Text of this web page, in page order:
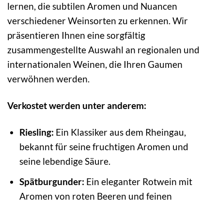
lernen, die subtilen Aromen und Nuancen
verschiedener Weinsorten zu erkennen. Wir
präsentieren Ihnen eine sorgfältig
zusammengestellte Auswahl an regionalen und
internationalen Weinen, die Ihren Gaumen
verwöhnen werden.
Verkostet werden unter anderem:
Riesling: Ein Klassiker aus dem Rheingau,
bekannt für seine fruchtigen Aromen und
seine lebendige Säure.
Spätburgunder: Ein eleganter Rotwein mit
Aromen von roten Beeren und feinen